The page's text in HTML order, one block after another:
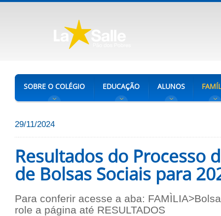
SOBRE O COLÉGIO EDUCAÇÃO ALUNOS
29/11/2024
Resultados do Processo
de Bolsas Sociais para
Para conferir acesse a aba:
role a página até RESULTADOS